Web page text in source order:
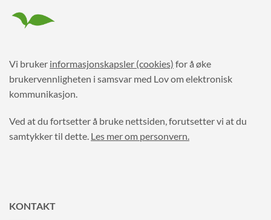
Vi bruker informasjonskapsler (cookies) for å øke
brukervennligheten i samsvar med Lov om elektronisk
kommunikasjon.
Ved at du fortsetter å bruke nettsiden, forutsetter vi at du
samtykker til dette. Les mer om personvern.
KONTAKT